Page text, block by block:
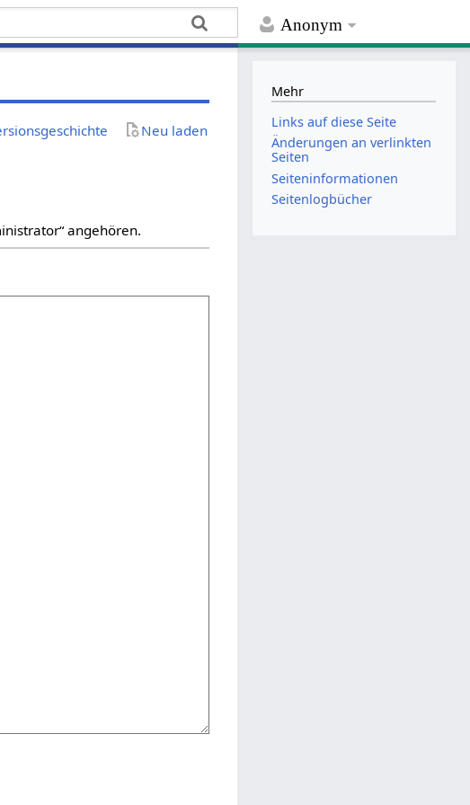
Anonym
Neu laden
angehören.
Mehr
Links auf diese Seite
Änderungen an verlinkten
Seiten
Seiten­­informationen
Seitenlogbücher